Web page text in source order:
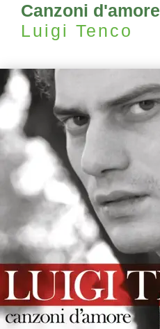
Canzoni d'amore
Luigi Tenco